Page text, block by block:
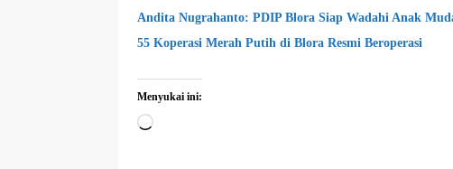
Andita Nugrahanto: PDIP Blora Siap Wadahi Anak
55 Koperasi Merah Putih di Blora Resmi Beroperasi
Menyukai ini:
Memuat...